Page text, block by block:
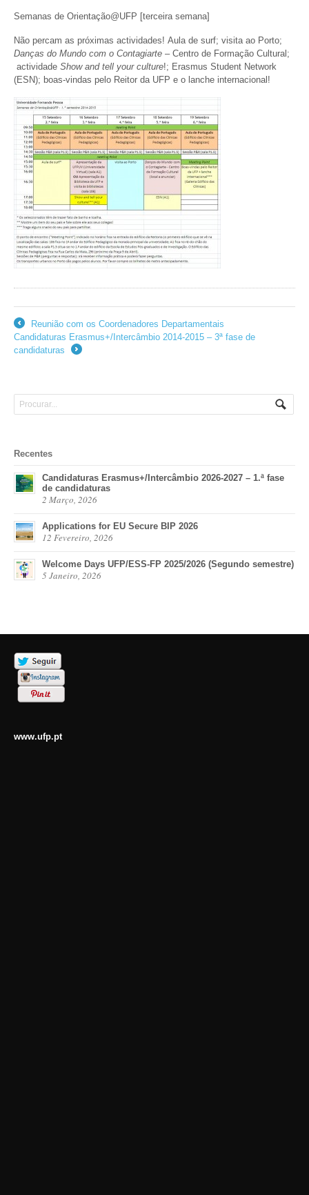
Semanas de Orientação@UFP [terceira semana]
Não percam as próximas actividades! Aula de surf; visita ao Porto;
Danças do Mundo com o Contagiarte – Centro de Formação Cultural;
actividade Show and tell your culture!; Erasmus Student Network
(ESN); boas-vindas pelo Reitor da UFP e o lanche internacional!
←
Reunião com os Coordenadores Departamentais
Candidaturas Erasmus+/Intercâmbio 2014-2015 – 3ª fase de
candidaturas
Recentes
Candidaturas Erasmus+/Intercâmbio 2026-2027 – 1.ª fase
de candidaturas
2 Março, 2026
Applications for EU Secure BIP 2026
12 Fevereiro, 2026
Welcome Days UFP/ESS-FP 2025/2026 (Segundo semestre)
5 Janeiro, 2026
www.ufp.pt